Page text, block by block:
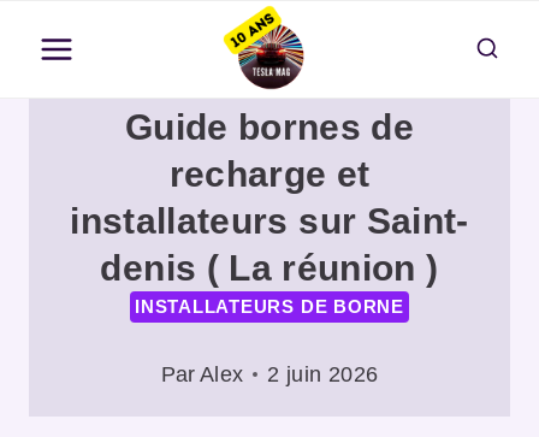
contenu
Guide bornes de
recharge et
installateurs sur Saint-
denis ( La réunion )
INSTALLATEURS DE BORNE
Par Alex 2 juin 2026